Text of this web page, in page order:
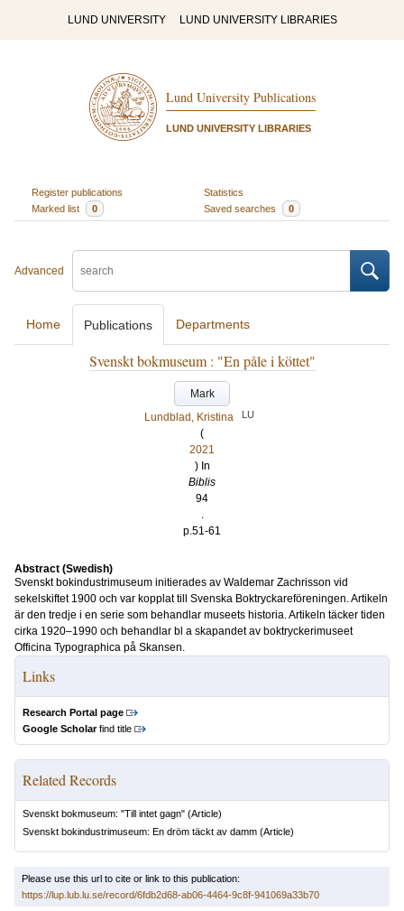
LUND UNIVERSITY LUND UNIVERSITY LIBRARIES
Lund University Publications
LUND UNIVERSITY LIBRARIES
Register publications
Statistics
Marked list
0 Saved searches 0
Advanced
Home Publications Departments
Svenskt bokmuseum : "En påle i köttet"
Mark
Lundblad, Kristina
LU
(
2021
) In
Biblis
94
.
p.51-61
Abstract (Swedish)
Svenskt bokindustrimuseum initierades av Waldemar Zachrisson vid
sekelskiftet 1900 och var kopplat till Svenska Boktryckareföreningen. Artikeln
är den tredje i en serie som behandlar museets historia. Artikeln täcker tiden
cirka 1920–1990 och behandlar bl a skapandet av boktryckerimuseet
Officina Typographica på Skansen.
Links
Research Portal page
Google Scholarfind title
Related Records
Svenskt bokmuseum: "Till intet gagn" (Article)
Svenskt bokindustrimuseum: En dröm täckt av damm (Article)
Please use this url to cite or link to this publication:
https://lup.lub.lu.se/record/6fdb2d68-ab06-4464-9c8f-941069a33b70